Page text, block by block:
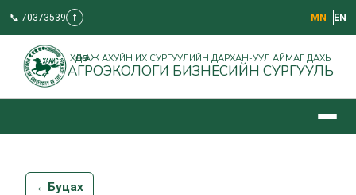
📞 70373539 f МN EN
ХӨДӨӨ АЖ АХУЙН ИХ СУРГУУЛИЙН ДАРХАН-УУЛ АЙМАГ ДАХЬ
АГРОЭКОЛОГИ БИЗНЕСИЙН СУРГУУЛЬ
← Буцах